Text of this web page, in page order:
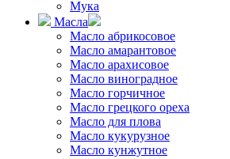
Мука
Масла
Масло абрикосовое
Масло амарантовое
Масло арахисовое
Масло виноградное
Масло горчичное
Масло грецкого ореха
Масло для плова
Масло кукурузное
Масло кунжутное